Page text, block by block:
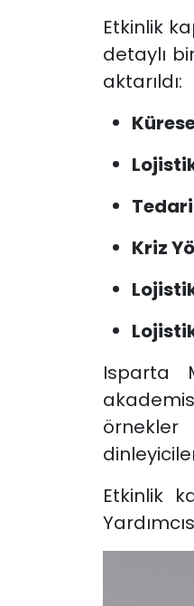
Etkinlik
detaylı
aktarıldı:
Kriz
Isparta
Etkinlik